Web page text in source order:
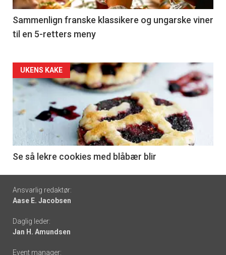
5
Sammenlign franske klassikere og ungarske viner
til en 5-retters meny
Forsiden
akkurat
nå
6
UKENS KAKE
Se så lekre cookies med blåbær blir
Footer
-
links
Ansvarlig redaktør:
Aase E. Jacobsen
Daglig leder:
Jan H. Amundsen
Event manager: